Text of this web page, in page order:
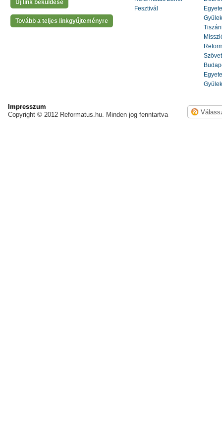
Új link beküldése
Tovább a teljes linkgyűjteményre
Fesztivál
Impresszum
Copyright © 2012 Reformatus.hu. Minden jog fenntartva